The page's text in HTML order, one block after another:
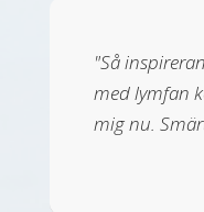
"Så
med lymfan
mig nu.